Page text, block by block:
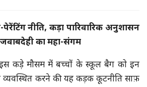
पेरेंटिंग नीति, कड़ा पारिवारिक अनुशासन
का महा-संगम
कड़े मौसम में बच्चों के स्कूल बैग को इन
व्यवस्थित करने की यह कड़क कूटनीति साफ़